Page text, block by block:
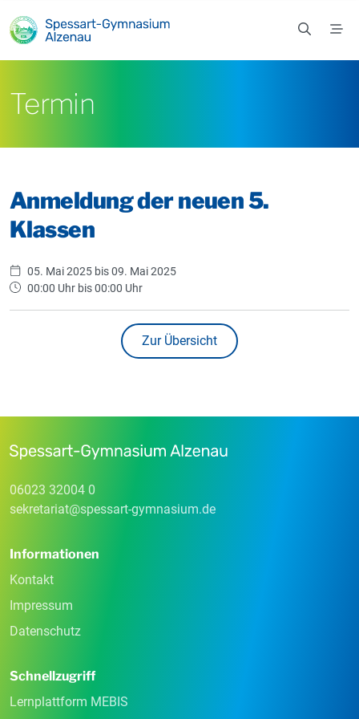
Termin
Anmeldung der neuen 5.
Klassen
05. Mai 2025 bis 09. Mai 2025
00:00 Uhr bis 00:00 Uhr
Zur Übersicht
06023 32004 0
sekretariat@spessart-gymnasium.de
Informationen
Kontakt
Impressum
Datenschutz
Schnellzugriff
Lernplattform MEBIS